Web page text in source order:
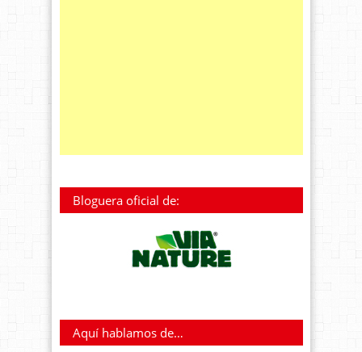
Bloguera oficial de:
Aquí hablamos de…